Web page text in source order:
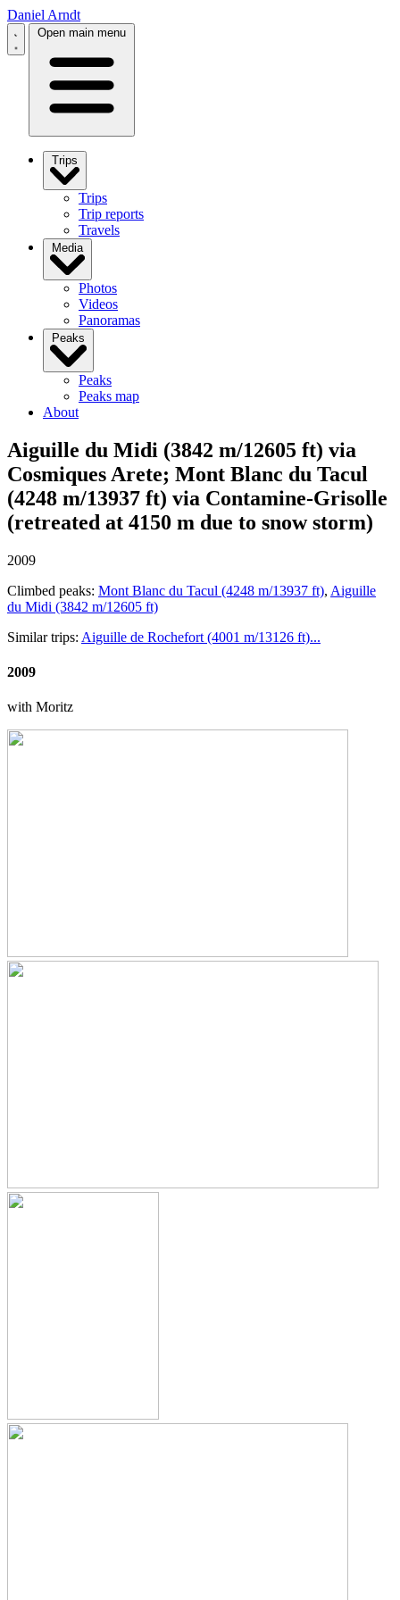
Daniel Arndt
Open main menu
Trips
Trips
Trip reports
Travels
Media
Photos
Videos
Panoramas
Peaks
Peaks
Peaks map
About
Aiguille du Midi (3842 m/12605 ft) via
Cosmiques Arete; Mont Blanc du Tacul
(4248 m/13937 ft) via Contamine-Grisolle
(retreated at 4150 m due to snow storm)
2009
Climbed peaks: Mont Blanc du Tacul (4248 m/13937 ft), Aiguille
du Midi (3842 m/12605 ft)
Similar trips: Aiguille de Rochefort (4001 m/13126 ft)...
2009
with Moritz